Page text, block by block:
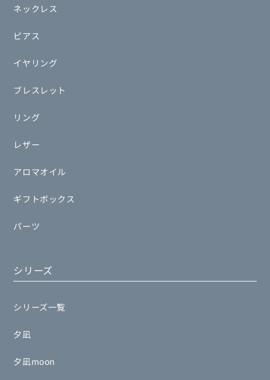
ネックレス
ピアス
イヤリング
ブレスレット
リング
レザー
アロマオイル
ギフトボックス
パーツ
シリーズ
シリーズ一覧
夕凪
夕凪moon